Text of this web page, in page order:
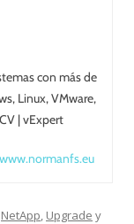
con más de
Linux, VMware,
| vExpert
www.normanfs.eu
NetApp, Upgrade y